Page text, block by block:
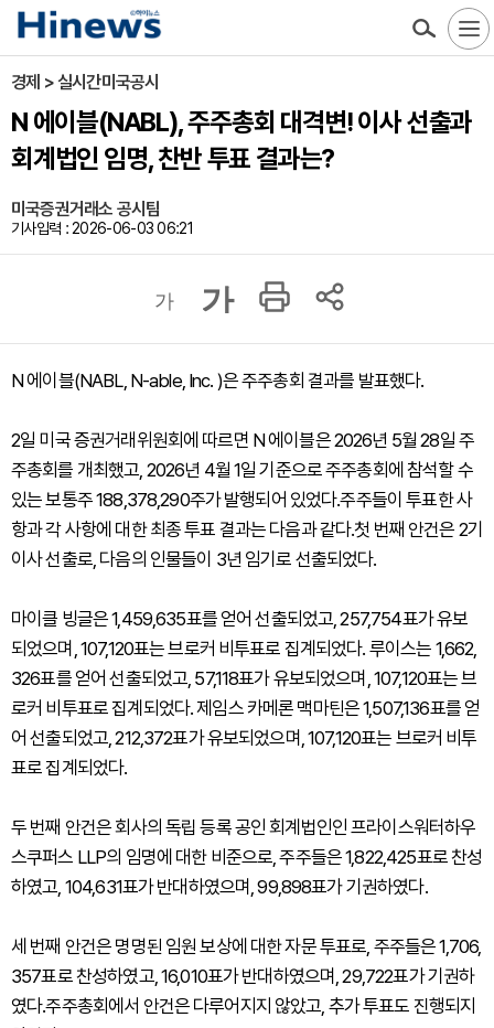
경제 > 실시간미국공시
N 에이블(NABL), 주주총회 대격변! 이사 선출과
회계법인 임명, 찬반 투표 결과는?
미국증권거래소 공시팀
기사입력 : 2026-06-03 06:21
가 가
N 에이블(NABL, N-able, Inc. )은 주주총회 결과를 발표했다.
2일 미국 증권거래위원회에 따르면 N 에이블은 2026년 5월 28일 주
주총회를 개최했고, 2026년 4월 1일 기준으로 주주총회에 참석할 수
있는 보통주 188,378,290주가 발행되어 있었다.주주들이 투표한 사
항과 각 사항에 대한 최종 투표 결과는 다음과 같다.첫 번째 안건은 2기
이사 선출로, 다음의 인물들이 3년 임기로 선출되었다.
마이클 빙글은 1,459,635표를 얻어 선출되었고, 257,754표가 유보
되었으며, 107,120표는 브로커 비투표로 집계되었다. 루이스는 1,662,
326표를 얻어 선출되었고, 57,118표가 유보되었으며, 107,120표는 브
로커 비투표로 집계되었다. 제임스 카메론 맥마틴은 1,507,136표를 얻
어 선출되었고, 212,372표가 유보되었으며, 107,120표는 브로커 비투
표로 집계되었다.
두 번째 안건은 회사의 독립 등록 공인 회계법인인 프라이스워터하우
스쿠퍼스 LLP의 임명에 대한 비준으로, 주주들은 1,822,425표로 찬성
하였고, 104,631표가 반대하였으며, 99,898표가 기권하였다.
세 번째 안건은 명명된 임원 보상에 대한 자문 투표로, 주주들은 1,706,
357표로 찬성하였고, 16,010표가 반대하였으며, 29,722표가 기권하
였다.주주총회에서 안건은 다루어지지 않았고, 추가 투표도 진행되지